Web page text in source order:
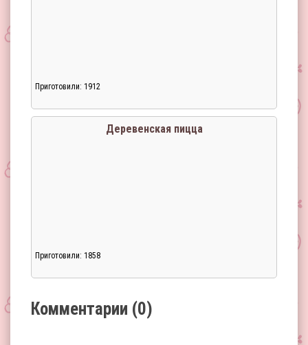
Приготовили: 1912
Деревенская пицца
Приготовили: 1858
Комментарии (0)